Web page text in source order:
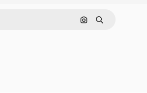
Cerca per immagine
Ricerca